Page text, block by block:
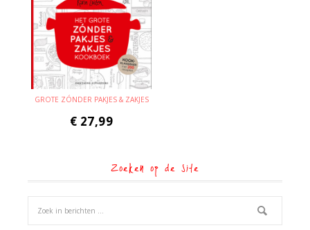
GROTE ZÓNDER PAKJES & ZAKJES
€ 27,99
Zoeken op de site